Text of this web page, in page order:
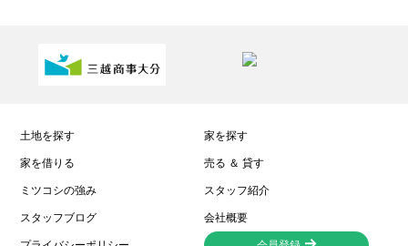
土地を探す 家を探す
家を借りる 売る ＆ 貸す
ミツコシの強み スタッフ紹介
スタッフブログ 会社概要